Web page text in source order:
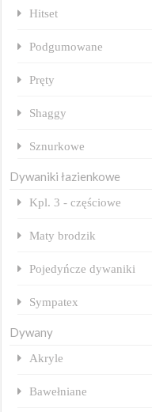
Hitset
Podgumowane
Pręty
Shaggy
Sznurkowe
Dywaniki łazienkowe
Kpl. 3 - częściowe
Maty brodzik
Pojedyńcze dywaniki
Sympatex
Dywany
Akryle
Bawełniane